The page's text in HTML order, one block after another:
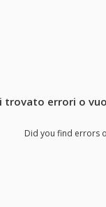
trovato errori o
Did you find errors